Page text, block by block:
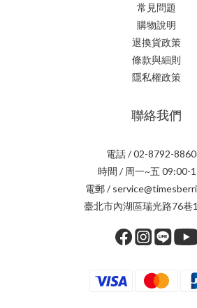
常見問題
購物說明
退換貨政策
條款與細則
隱私權政策
聯絡我們
電話 / 02-8792-
時間 / 周一~五 09:00-
電郵 /
臺北市內湖區瑞光路76巷